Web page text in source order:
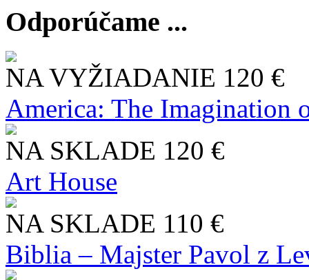
Odporúčame ...
NA VYŽIADANIE 120 €
America: The Imagination
NA SKLADE 120 €
Art House
NA SKLADE 110 €
Biblia – Majster Pavol z